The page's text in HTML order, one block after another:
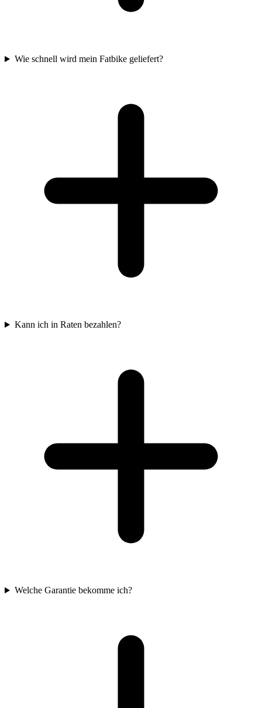
Wie schnell wird mein Fatbike geliefert?
Kann ich in Raten bezahlen?
Welche Garantie bekomme ich?